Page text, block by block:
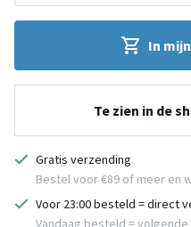
In
Te zien in de
Gratis verzending
Bestel voor €89 of meer en
Voor 23:00 besteld = direct
Vandaag besteld =